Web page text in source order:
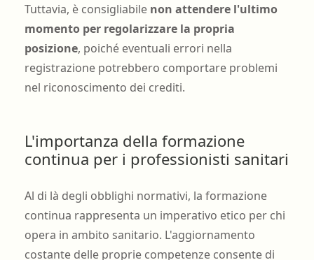
Tuttavia, è consigliabile non attendere l'ultimo
momento per regolarizzare la propria
posizione, poiché eventuali errori nella
registrazione potrebbero comportare problemi
nel riconoscimento dei crediti.
L'importanza della formazione
continua per i professionisti sanitari
Al di là degli obblighi normativi, la formazione
continua rappresenta un imperativo etico per chi
opera in ambito sanitario. L'aggiornamento
costante delle proprie competenze consente di